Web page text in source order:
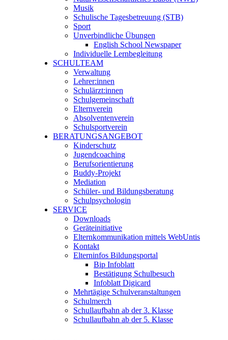
Musik
Schulische Tagesbetreuung (STB)
Sport
Unverbindliche Übungen
English School Newspaper
Individuelle Lernbegleitung
SCHULTEAM
Verwaltung
Lehrer:innen
Schulärzt:innen
Schulgemeinschaft
Elternverein
Absolventenverein
Schulsportverein
BERATUNGSANGEBOT
Kinderschutz
Jugendcoaching
Berufsorientierung
Buddy-Projekt
Mediation
Schüler- und Bildungsberatung
Schulpsychologin
SERVICE
Downloads
Geräteinitiative
Elternkommunikation mittels WebUntis
Kontakt
Elterninfos Bildungsportal
Bip Infoblatt
Bestätigung Schulbesuch
Infoblatt Digicard
Mehrtägige Schulveranstaltungen
Schulmerch
Schullaufbahn ab der 3. Klasse
Schullaufbahn ab der 5. Klasse